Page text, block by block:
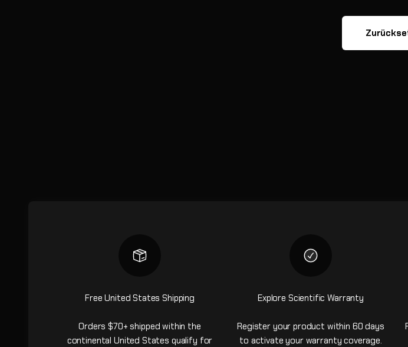
Free United States Shipping
Orders $70+ shipped within the
continental United States qualify for
Explore Scientific Warranty
Register your product within 60 days
to activate your warranty coverage.